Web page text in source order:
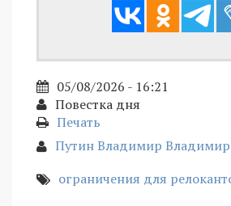
05/08/2026 - 16:21
Повестка дня
Печать
Путин Владимир
ограничения для